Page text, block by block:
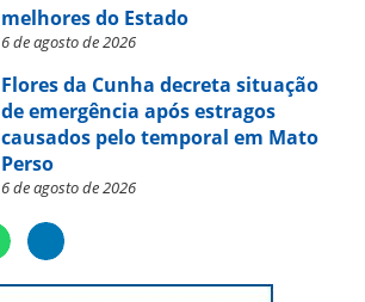
melhores do Estado
6 de agosto de 2026
Flores da Cunha decreta situação
de emergência após estragos
causados pelo temporal em Mato
Perso
6 de agosto de 2026